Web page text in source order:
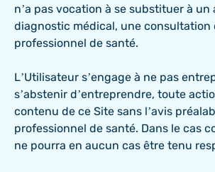
n’a pas vocation à se substituer à un
diagnostic médical, une consultation
professionnel de santé.
L’Utilisateur s’engage à ne pas
s’abstenir d’entreprendre, toute
contenu de ce Site sans l’avis
professionnel de santé. Dans le cas
ne pourra en aucun cas être tenu